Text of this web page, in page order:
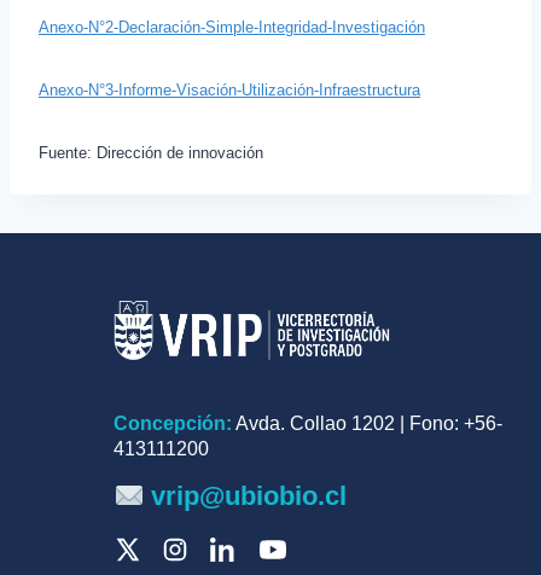
Anexo-N°2-Declaración-Simple-Integridad-Investigación
Anexo-N°3-Informe-Visación-Utilización-Infraestructura
Fuente: Dirección de innovación
Concepción: Avda. Collao 1202 | Fono: +56-
413111200
vrip@ubiobio.cl